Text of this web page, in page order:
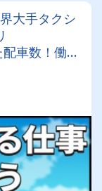
大手タクシ
車数！働き
定◎未経験者